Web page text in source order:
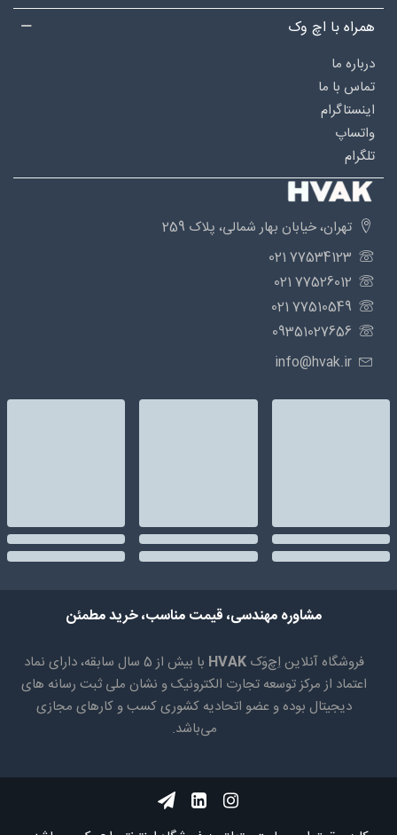
همراه با اچ وک
درباره‌ ما
تماس با ما
اینستاگرام
واتساپ
تلگرام
تهران، خیابان بهار شمالی، پلاک 259
77534123 021
77526012 021
77510549 021
09351027656
info@hvak.ir
مشاوره مهندسی، قیمت مناسب، خرید مطمئن
فروشگاه آنلاین اِچ‌وَک HVAK
با بیش از 5 سال سابقه، دارای نماد
اعتماد از مرکز توسعه تجارت الکترونیک و نشان ملی ثبت رسانه های
دیجیتال بوده و عضو اتحادیه کشوری کسب و کارهای مجازی
می‌باشد.